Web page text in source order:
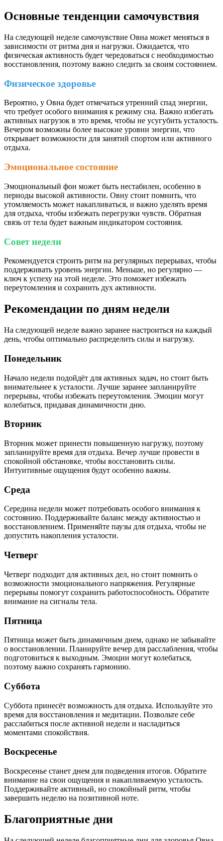
Основные тенденции самочувствия
На следующей неделе самочувствие Овна может меняться в
зависимости от ритма дня и нагрузки. Ожидается, что
физическая активность будет чередоваться с необходимостью
восстановления, поэтому важно следить за своим состоянием.
Физическое здоровье
Вероятно, у Овна будет отмечаться утренний спад энергии,
что требует особого внимания к режиму сна. Важно избегать
активных нагрузок в это время, чтобы не усугубить усталость.
Вечером возможны более высокие уровни энергии, что
открывает возможности для занятий спортом или активного
отдыха.
Эмоциональное состояние
Эмоциональный фон может быть нестабилен, особенно в
периоды высокой активности. Овну стоит помнить, что
утомляемость может накапливаться, и важно уделять время
для отдыха, чтобы избежать перегрузки чувств. Обратная
связь от тела будет важным индикатором состояния.
Совет недели
Рекомендуется строить ритм на регулярных перерывах, чтобы
поддерживать уровень энергии. Меньше, но регулярно —
ключ к успеху на этой неделе. Это поможет избежать
переутомления и сохранить дух активности.
Рекомендации по дням недели
На следующей неделе важно заранее настроиться на каждый
день, чтобы оптимально распределить силы и нагрузку.
Понедельник
Начало недели подойдёт для активных задач, но стоит быть
внимательнее к усталости. Лучше заранее запланируйте
перерывы, чтобы избежать переутомления. Эмоции могут
колебаться, придавая динамичности дню.
Вторник
Вторник может принести повышенную нагрузку, поэтому
запланируйте время для отдыха. Вечер лучше провести в
спокойной обстановке, чтобы восстановить силы.
Интуитивные ощущения будут особенно важны.
Среда
Середина недели может потребовать особого внимания к
состоянию. Поддерживайте баланс между активностью и
восстановлением. Применяйте паузы для отдыха, чтобы не
допустить накопления усталости.
Четверг
Четверг подходит для активных дел, но стоит помнить о
возможности эмоционального напряжения. Регулярные
перерывы помогут сохранить работоспособность. Обратите
внимание на сигналы тела.
Пятница
Пятница может быть динамичным днем, однако не забывайте
о восстановлении. Планируйте вечер для расслабления, чтобы
подготовиться к выходным. Эмоции могут колебаться,
поэтому важно сохранять гармонию.
Суббота
Суббота принесёт возможность для отдыха. Используйте это
время для восстановления и медитации. Позвольте себе
расслабиться после активной недели и насладиться
моментами спокойствия.
Воскресенье
Воскресенье станет днем для подведения итогов. Обратите
внимание на свои ощущения и накапливаемую усталость.
Поддерживайте активный, но спокойный ритм, чтобы
завершить неделю на позитивной ноте.
Благоприятные дни